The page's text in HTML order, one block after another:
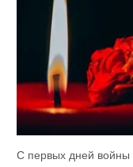
С первых дней войны